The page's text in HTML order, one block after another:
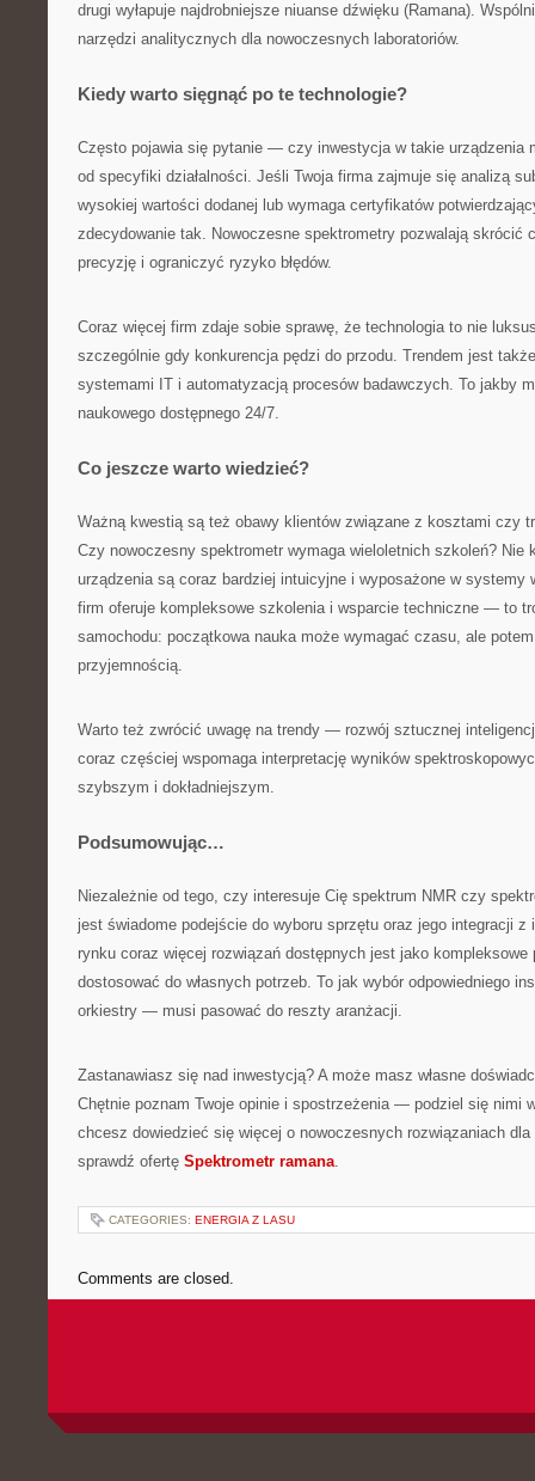
drugi wyłapuje najdrobniejsze niuanse dźwięku (Ramana).
narzędzi analitycznych dla nowoczesnych laboratoriów.
Kiedy warto sięgnąć po te technologie?
Często pojawia się pytanie — czy inwestycja w takie urządzenia
od specyfiki działalności. Jeśli Twoja firma zajmuje się analizą
wysokiej wartości dodanej lub wymaga certyfikatów
zdecydowanie tak. Nowoczesne spektrometry pozwalają skrócić
precyzję i ograniczyć ryzyko błędów.
Coraz więcej firm zdaje sobie sprawę, że technologia to nie
szczególnie gdy konkurencja pędzi do przodu. Trendem jest
systemami IT i automatyzacją procesów badawczych. To jakby
naukowego dostępnego 24/7.
Co jeszcze warto wiedzieć?
Ważną kwestią są też obawy klientów związane z kosztami czy
Czy nowoczesny spektrometr wymaga wieloletnich szkoleń? Nie
urządzenia są coraz bardziej intuicyjne i wyposażone w systemy
firm oferuje kompleksowe szkolenia i wsparcie techniczne — to
samochodu: początkowa nauka może wymagać czasu, ale
przyjemnością.
Warto też zwrócić uwagę na trendy — rozwój sztucznej
coraz częściej wspomaga interpretację wyników
szybszym i dokładniejszym.
Podsumowując…
Niezależnie od tego, czy interesuje Cię spektrum NMR czy
jest świadome podejście do wyboru sprzętu oraz jego integracji
rynku coraz więcej rozwiązań dostępnych jest jako kompleksowe
dostosować do własnych potrzeb. To jak wybór odpowiedniego
orkiestry — musi pasować do reszty aranżacji.
Zastanawiasz się nad inwestycją? A może masz własne
Chętnie poznam Twoje opinie i spostrzeżenia — podziel się nimi
chcesz dowiedzieć się więcej o nowoczesnych rozwiązaniach dla
sprawdź ofertę Spektrometr ramana.
CATEGORIES: ENERGIA Z LASU
Comments are closed.